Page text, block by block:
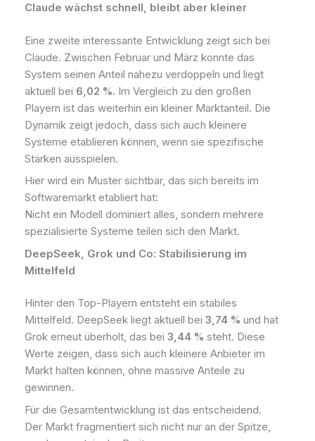
Claude wächst schnell, bleibt aber kleiner
Eine zweite interessante Entwicklung zeigt sich bei
Claude. Zwischen Februar und März konnte das
System seinen Anteil nahezu verdoppeln und liegt
aktuell bei 6,02 %. Im Vergleich zu den großen
Playern ist das weiterhin ein kleiner Marktanteil. Die
Dynamik zeigt jedoch, dass sich auch kleinere
Systeme etablieren können, wenn sie spezifische
Stärken ausspielen.
Hier wird ein Muster sichtbar, das sich bereits im
Softwaremarkt etabliert hat:
Nicht ein Modell dominiert alles, sondern mehrere
spezialisierte Systeme teilen sich den Markt.
DeepSeek, Grok und Co: Stabilisierung im
Mittelfeld
Hinter den Top-Playern entsteht ein stabiles
Mittelfeld. DeepSeek liegt aktuell bei 3,74 % und hat
Grok erneut überholt, das bei 3,44 % steht. Diese
Werte zeigen, dass sich auch kleinere Anbieter im
Markt halten können, ohne massive Anteile zu
gewinnen.
Für die Gesamtentwicklung ist das entscheidend.
Der Markt fragmentiert sich nicht nur an der Spitze,